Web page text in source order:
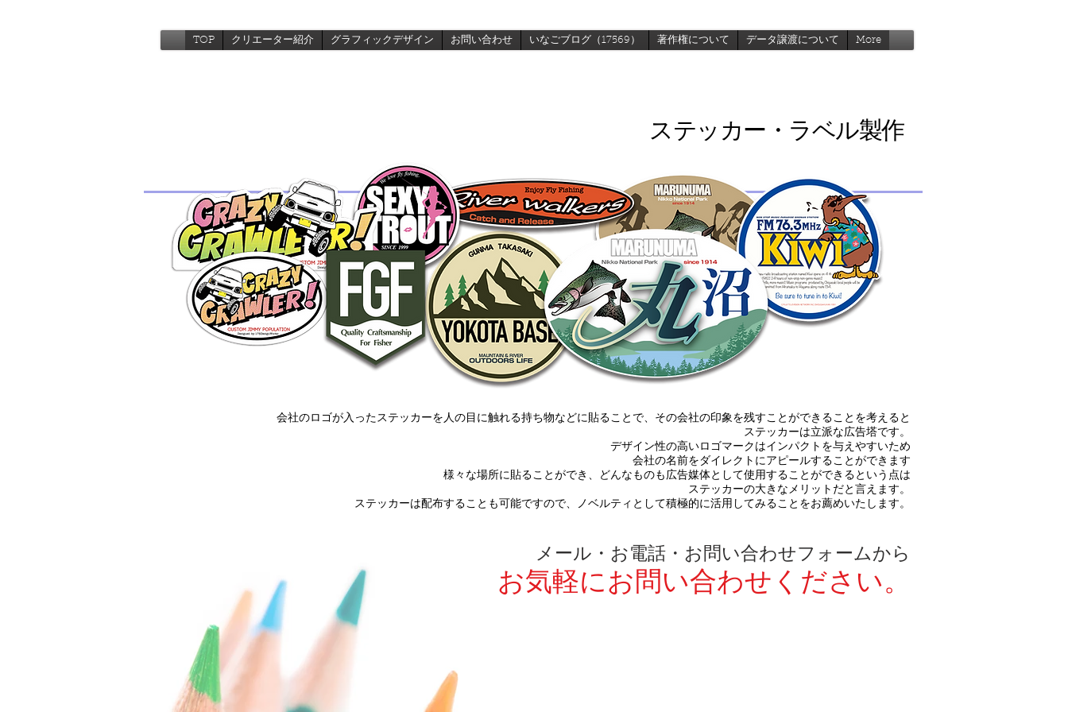
TOP クリエーター紹介 グラフィックデザイン お問い合わせ いなごブログ（17569） 著作権について データ譲渡について More
ステッカー・ラベル製作
会社のロゴが入ったステッカーを人の目に触れる持ち物などに貼ることで、 その会社の印象を残すことができることを考えると
ステッカーは立派な広告塔です。
デザイン性の高いロゴマークはインパクトを与えやすいため
会社の名前をダイレクトにアピールすることができます
様々な場所に貼ることができ、どんなものも広告媒体として使用することができるという点は
ステッカーの大きなメリットだと言えます。
ステッカーは配布することも可能ですので、
ノベルティとして積極的に活用してみることをお薦めいたします。
メール・お電話・お問い合わせフォームから
お気軽にお問い合わせください。